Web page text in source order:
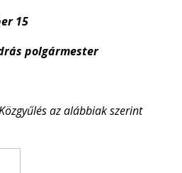
15
polgármester
az alábbiak szerint